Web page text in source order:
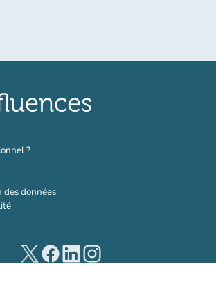
?(nouvel onglet)
données
(nouvel onglet)
(nouvel onglet)
(nouvel onglet)